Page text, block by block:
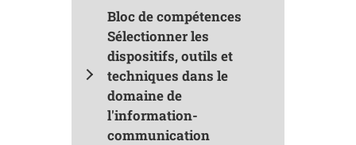
Bloc de compétences
Sélectionner les
dispositifs, outils et
techniques dans le
domaine de
l'information-
communication